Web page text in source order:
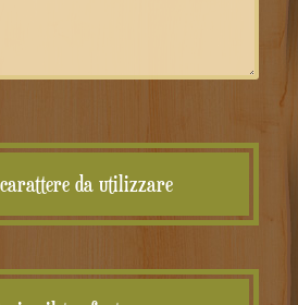
da utilizzare